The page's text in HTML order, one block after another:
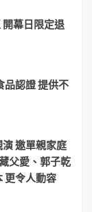
幕日限定退
品認證 提供不
演 邀單親家庭
父愛、郭子乾
更令人動容